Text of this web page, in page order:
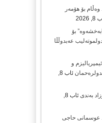
بۆ هۆمەر
2026
بۆ
و
ئاب 8,
بەندی
ئاب 8,
عوسمانی حاجی